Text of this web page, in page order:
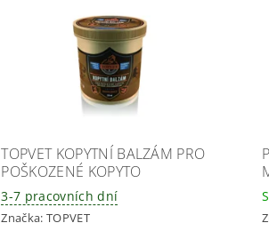
TOPVET KOPYTNÍ BALZÁM PRO
POŠKOZENÉ KOPYTO
3-7 pracovních dní
Značka: TOPVET